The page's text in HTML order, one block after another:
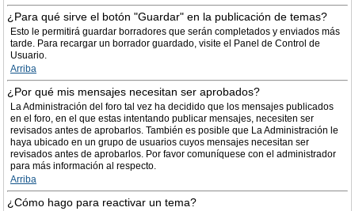
¿Para qué sirve el botón "Guardar" en la publicación de temas?
Esto le permitirá guardar borradores que serán completados y enviados más
tarde. Para recargar un borrador guardado, visite el Panel de Control de
Usuario.
Arriba
¿Por qué mis mensajes necesitan ser aprobados?
La Administración del foro tal vez ha decidido que los mensajes publicados
en el foro, en el que estas intentando publicar mensajes, necesiten ser
revisados antes de aprobarlos. También es posible que La Administración le
haya ubicado en un grupo de usuarios cuyos mensajes necesitan ser
revisados antes de aprobarlos. Por favor comuníquese con el administrador
para más información al respecto.
Arriba
¿Cómo hago para reactivar un tema?